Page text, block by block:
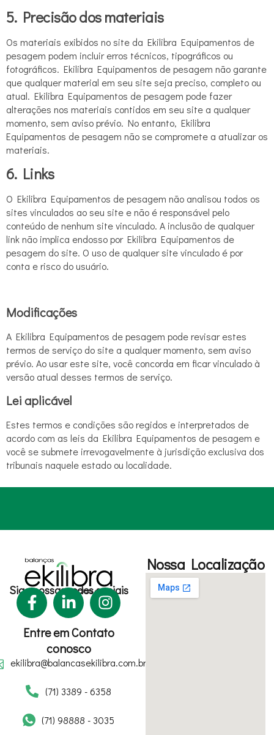
5. Precisão dos materiais
Os materiais exibidos no site da Ekilibra Equipamentos de
pesagem podem incluir erros técnicos, tipográficos ou
fotográficos. Ekilibra Equipamentos de pesagem não garante
que qualquer material em seu site seja preciso, completo ou
atual. Ekilibra Equipamentos de pesagem pode fazer
alterações nos materiais contidos em seu site a qualquer
momento, sem aviso prévio. No entanto, Ekilibra
Equipamentos de pesagem não se compromete a atualizar os
materiais.
6. Links
O Ekilibra Equipamentos de pesagem não analisou todos os
sites vinculados ao seu site e não é responsável pelo
conteúdo de nenhum site vinculado. A inclusão de qualquer
link não implica endosso por Ekilibra Equipamentos de
pesagem do site. O uso de qualquer site vinculado é por
conta e risco do usuário.
Modificações
A Ekilibra Equipamentos de pesagem pode revisar estes
termos de serviço do site a qualquer momento, sem aviso
prévio. Ao usar este site, você concorda em ficar vinculado à
versão atual desses termos de serviço.
Lei aplicável
Estes termos e condições são regidos e interpretados de
acordo com as leis da Ekilibra Equipamentos de pesagem e
você se submete irrevogavelmente à jurisdição exclusiva dos
tribunais naquele estado ou localidade.
Siga nossas redes sociais
Entre em Contato
conosco
ekilibra@balancasekilibra.com.br
(71) 3389 - 6358
(71) 98888 - 3035
Nossa Localização